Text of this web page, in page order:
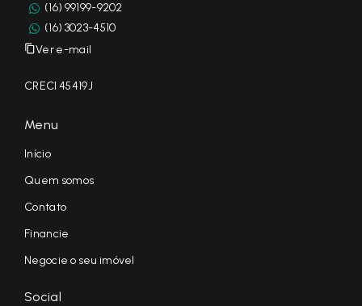
(16) 99199-9202
(16) 3023-4510
Ver e-mail
CRECI 45419J
Menu
Início
Quem somos
Contato
Financie
Negocie o seu imóvel
Social